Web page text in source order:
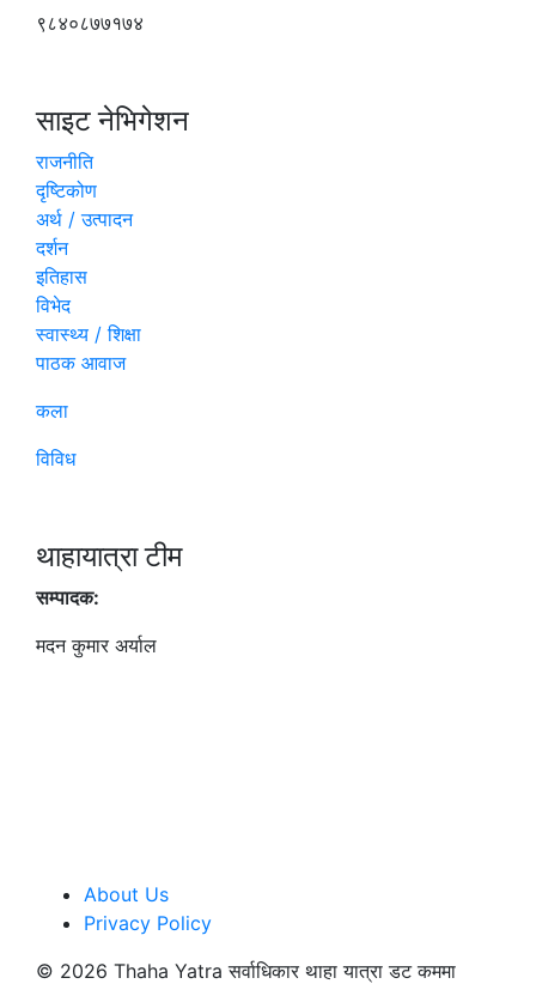
९८४०८७७१७४
साइट नेभिगेशन
राजनीति
दृष्टिकोण
अर्थ / उत्पादन
दर्शन
इतिहास
विभेद
स्वास्थ्य / शिक्षा
पाठक आवाज
कला
विविध
थाहायात्रा टीम
सम्पादक:
मदन कुमार अर्याल
About Us
Privacy Policy
© 2026 Thaha Yatra सर्वाधिकार थाहा यात्रा डट कममा